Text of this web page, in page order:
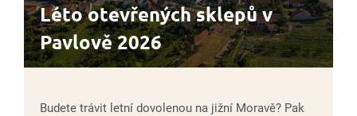
Léto otevřených sklepů v
Pavlově 2026
Budete trávit letní dovolenou na jižní Moravě? Pak